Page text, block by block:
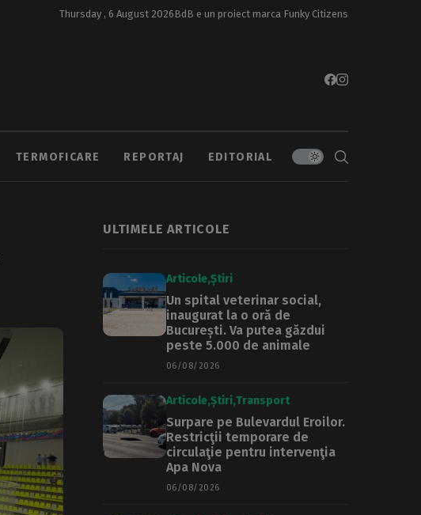
Thursday , 6 August 2026BdB e un proiect marca Funky Citizens
TERMOFICARE REPORTAJ EDITORIAL
ULTIMELE ARTICOLE
Articole Știri
Un spital veterinar social,
inaugurat la o oră de
București. Va putea găzdui
peste 5.000 de animale
06/08/2026
Articole Știri Transport
Surpare pe Bulevardul Eroilor.
Restricţii temporare de
circulaţie pentru intervenţia
Apa Nova
06/08/2026